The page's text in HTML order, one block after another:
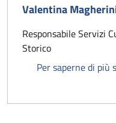
Valentina
Responsabile Servizi
Storico
Per saperne di più